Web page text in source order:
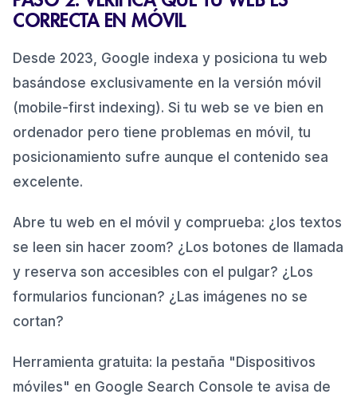
CORRECTA EN MÓVIL
Desde 2023, Google indexa y posiciona tu web
basándose exclusivamente en la versión móvil
(mobile-first indexing). Si tu web se ve bien en
ordenador pero tiene problemas en móvil, tu
posicionamiento sufre aunque el contenido sea
excelente.
Abre tu web en el móvil y comprueba: ¿los textos
se leen sin hacer zoom? ¿Los botones de llamada
y reserva son accesibles con el pulgar? ¿Los
formularios funcionan? ¿Las imágenes no se
cortan?
Herramienta gratuita: la pestaña "Dispositivos
móviles" en Google Search Console te avisa de